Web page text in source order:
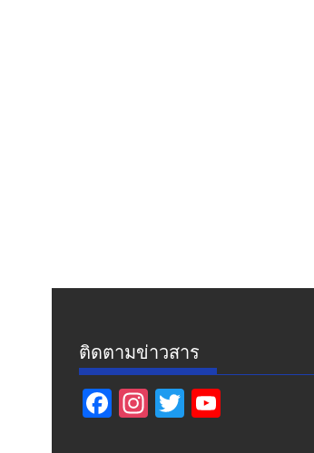
ติดตามข่าวสาร
F In T